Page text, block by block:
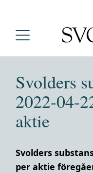
Svolders
2022-04-
aktie
Svolders
per aktie